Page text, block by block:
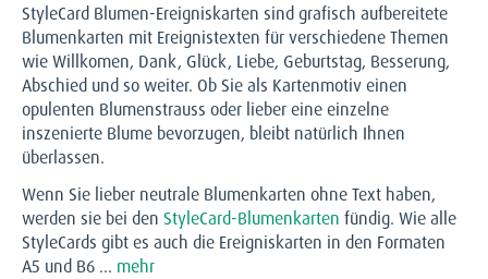
StyleCard Blumen-Ereigniskarten sind grafisch aufbereitete
Blumenkarten mit Ereignistexten für verschiedene Themen
wie Willkomen, Dank, Glück, Liebe, Geburtstag, Besserung,
Abschied und so weiter. Ob Sie als Kartenmotiv einen
opulenten Blumenstrauss oder lieber eine einzelne
inszenierte Blume bevorzugen, bleibt natürlich Ihnen
überlassen.
Wenn Sie lieber neutrale Blumenkarten ohne Text haben,
werden sie bei den StyleCard-Blumenkarten fündig. Wie alle
StyleCards gibt es auch die Ereigniskarten in den Formaten
A5 und B6 ... mehr